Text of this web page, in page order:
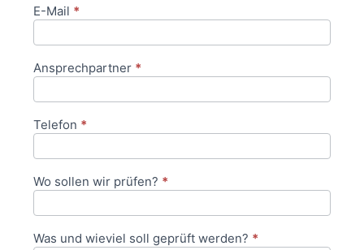
E-Mail *
Ansprechpartner *
Telefon *
Wo sollen wir prüfen? *
Was und wieviel soll geprüft werden? *